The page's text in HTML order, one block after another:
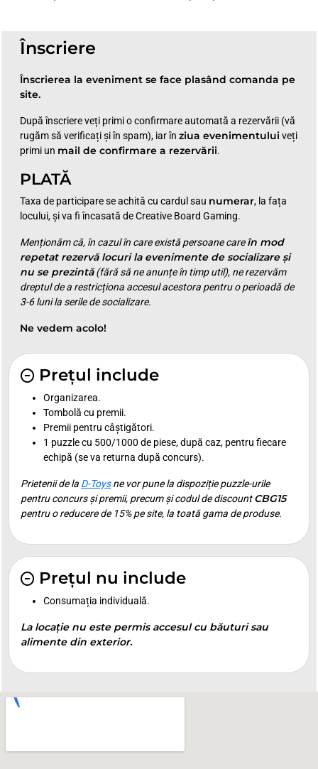
Înscriere
Înscrierea la eveniment se face plasând comanda pe
site.
După înscriere veți primi o confirmare automată a rezervării (vă
rugăm să verificați și în spam), iar în ziua evenimentului veți
primi un mail de confirmare a rezervării.
PLATĂ
Taxa de participare se achită cu cardul sau numerar, la fața
locului, și va fi încasată de Creative Board Gaming.
Menționăm că, în cazul în care există persoane careîn mod
repetat rezervă locuri la evenimente de socializare și
nu se prezintă(fără să ne anunțe în timp util), ne rezervăm
dreptul de a restricționa accesul acestora pentru o perioadă de
3-6 luni la serile de socializare.
Ne vedem acolo!
Prețul include
Organizarea.
Tombolă cu premii.
Premii pentru câștigători.
1 puzzle cu 500/1000 de piese, după caz, pentru fiecare
echipă (se va returna după concurs).
Prietenii de la D-Toysne vor pune la dispoziție puzzle-urile
pentru concurs și premii, precum și codul de discountCBG15
pentru o reducere de 15% pe site, la toată gama de produse.
Prețul nu include
Consumația individuală.
La locație nu este permis accesul cu băuturi sau
alimente din exterior.